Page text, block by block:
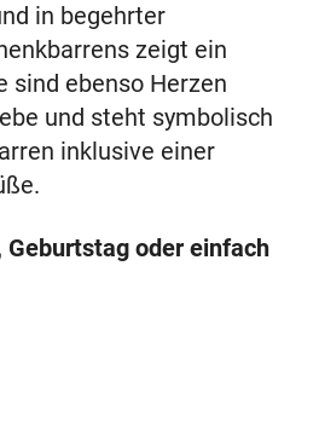
in begehrter
zeigt ein
sind ebenso Herzen
und steht symbolisch
inklusive einer
oder einfach